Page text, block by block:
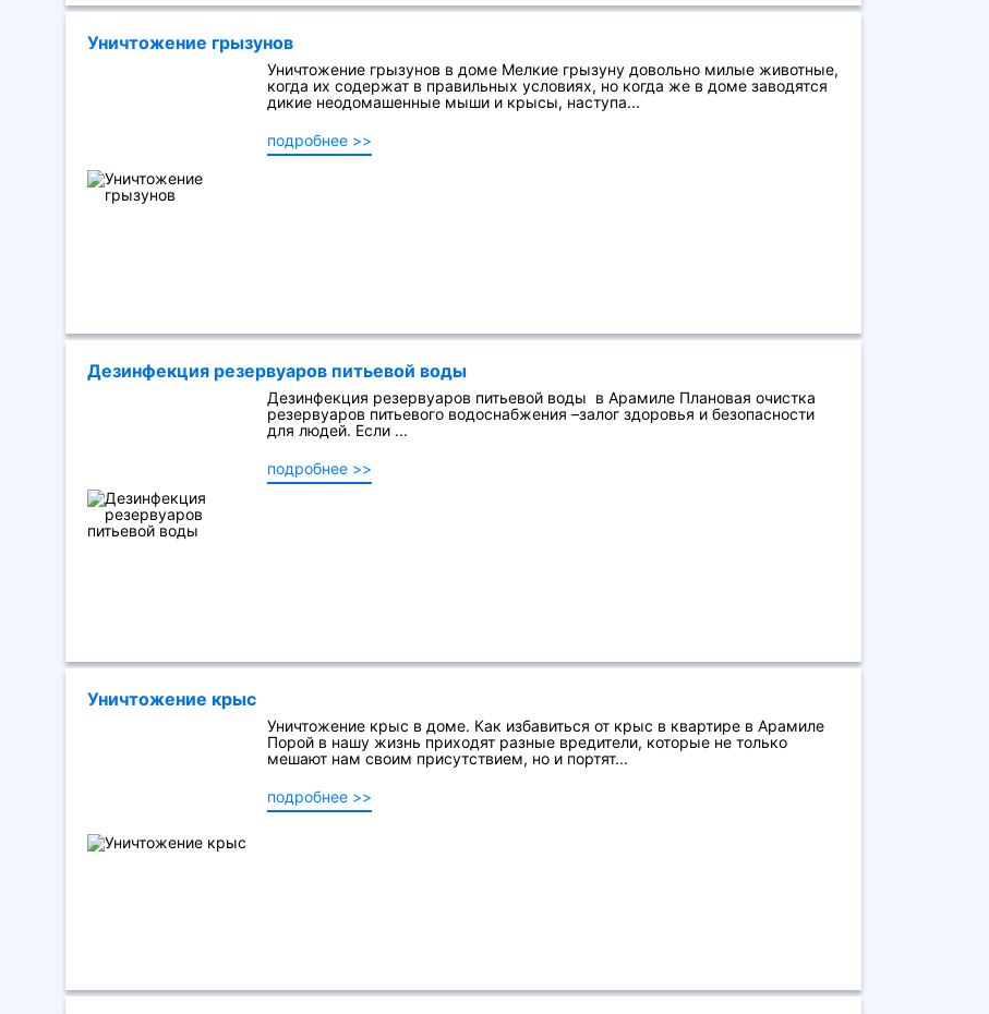
Уничтожение грызунов
Уничтожение грызунов в доме Мелкие грызуну довольно милые животные,
когда их содержат в правильных условиях, но когда же в доме заводятся
дикие неодомашенные мыши и крысы, наступа...
подробнее >>
Дезинфекция резервуаров питьевой воды
Дезинфекция резервуаров питьевой воды в Арамиле Плановая очистка
резервуаров питьевого водоснабжения –залог здоровья и безопасности
для людей. Если ...
подробнее >>
Уничтожение крыс
Уничтожение крыс в доме. Как избавиться от крыс в квартире в Арамиле
Порой в нашу жизнь приходят разные вредители, которые не только
мешают нам своим присутствием, но и портят...
подробнее >>